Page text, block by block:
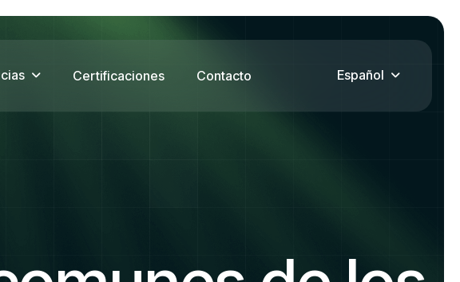
Certificaciones Contacto Español